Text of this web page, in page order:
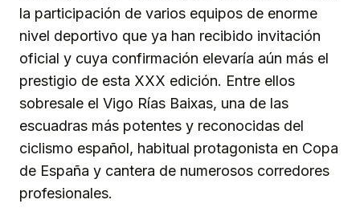
la participación de varios equipos de enorme
nivel deportivo que ya han recibido invitación
oficial y cuya confirmación elevaría aún más el
prestigio de esta XXX edición. Entre ellos
sobresale el Vigo Rías Baixas, una de las
escuadras más potentes y reconocidas del
ciclismo español, habitual protagonista en Copa
de España y cantera de numerosos corredores
profesionales.